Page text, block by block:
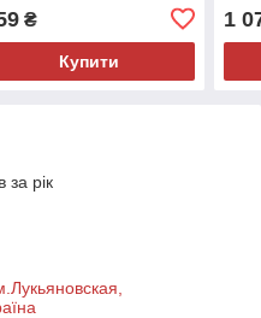
6600 мАг
світло
₴
Купити
1
за рік